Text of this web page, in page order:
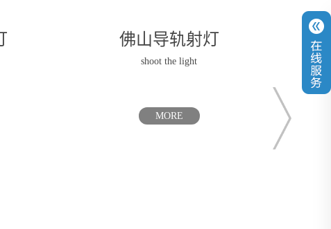
佛山导轨射灯
shoot the light
MORE
佛